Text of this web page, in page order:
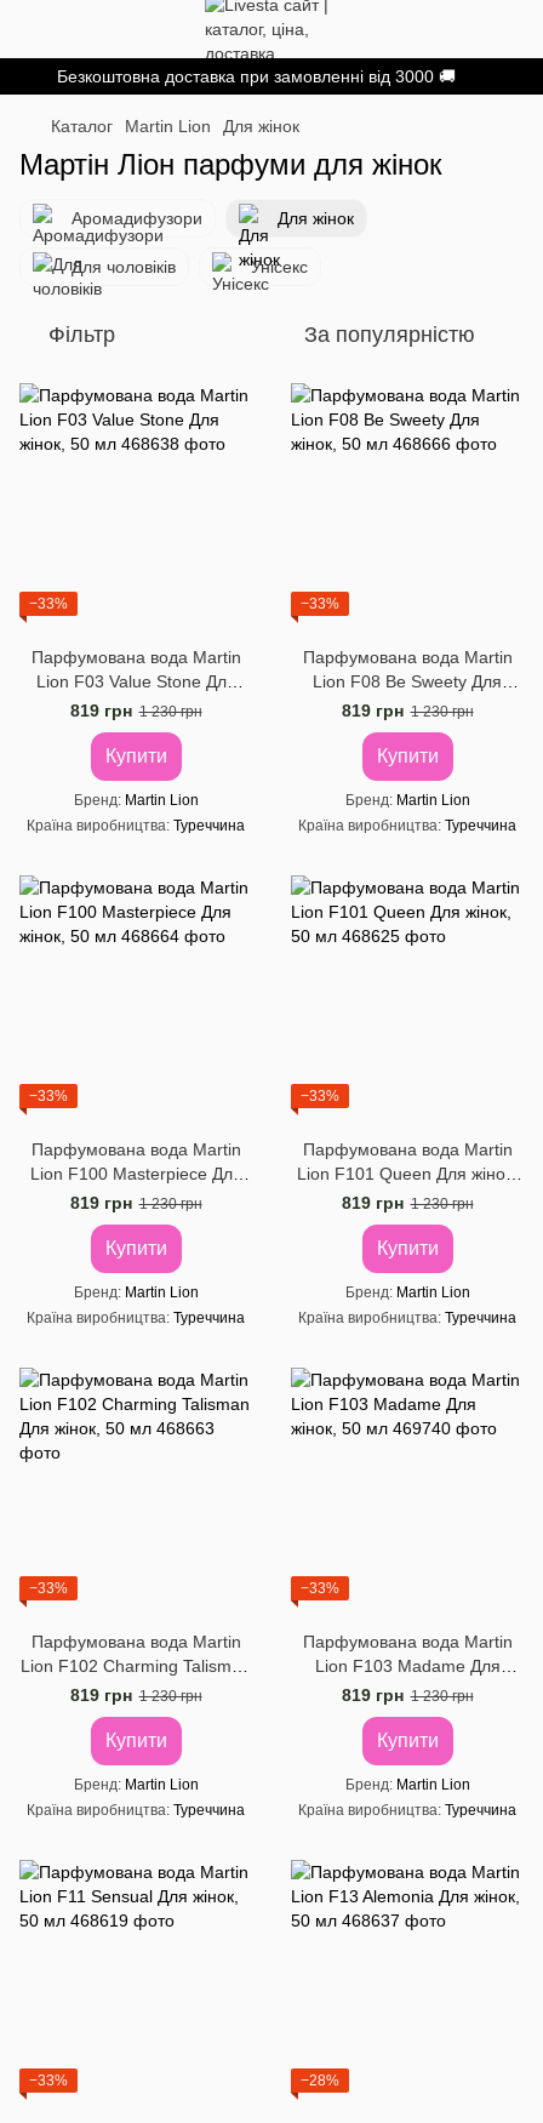
Безкоштовна доставка при замовленні від 3000 🚚
Каталог Martin Lion Для жінок
Мартін Ліон парфуми для жінок
Аромадифузори Для жінок
Для чоловіків Унісекс
Фільтр За популярністю
−33%
Парфумована вода Martin
Lion F03 Value Stone Для
жінок, 50 мл
819 грн 1 230 грн
Купити
Бренд
Martin Lion
Країна виробництва Туреччина
−33%
Парфумована вода Martin
Lion F08 Be Sweety Для
жінок, 50 мл
819 грн 1 230 грн
Купити
Бренд
Martin Lion
Країна виробництва Туреччина
−33%
Парфумована вода Martin
Lion F100 Masterpiece Для
жінок, 50 мл
819 грн 1 230 грн
Купити
Бренд
Martin Lion
Країна виробництва Туреччина
−33%
Парфумована вода Martin
Lion F101 Queen Для жінок,
50 мл
819 грн 1 230 грн
Купити
Бренд
Martin Lion
Країна виробництва Туреччина
−33%
Парфумована вода Martin
Lion F102 Charming Talisman
Для жінок, 50 мл
819 грн 1 230 грн
Купити
Бренд
Martin Lion
Країна виробництва Туреччина
−33%
Парфумована вода Martin
Lion F103 Madame Для
жінок, 50 мл
819 грн 1 230 грн
Купити
Бренд
Martin Lion
Країна виробництва Туреччина
−33% −28%